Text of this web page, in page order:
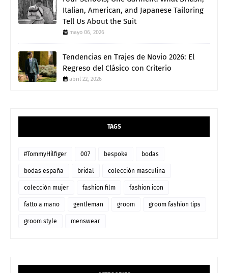
Italian, American, and Japanese Tailoring
Tell Us About the Suit
mayo 06, 2026
Tendencias en Trajes de Novio 2026: El
Regreso del Clásico con Criterio
abril 22, 2026
TAGS
#TommyHilfiger 007 bespoke bodas
bodas españa bridal colección masculina
colección mujer fashion film fashion icon
fatto a mano gentleman groom groom fashion tips
groom style menswear